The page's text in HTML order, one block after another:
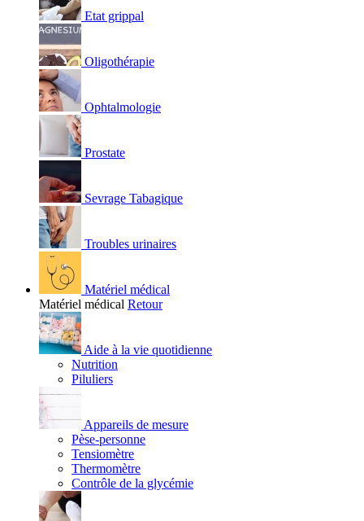
Etat grippal
Oligothérapie
Ophtalmologie
Prostate
Sevrage Tabagique
Troubles urinaires
Matériel médical
Matériel médical Retour
Aide à la vie quotidienne
Nutrition
Piluliers
Appareils de mesure
Pèse-personne
Tensiomètre
Thermomètre
Contrôle de la glycémie